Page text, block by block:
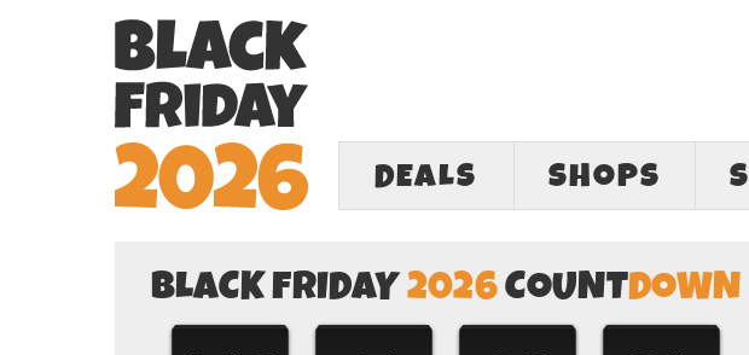
DEALS SHOPS
BLACK FRIDAY2026COUNTDOWN